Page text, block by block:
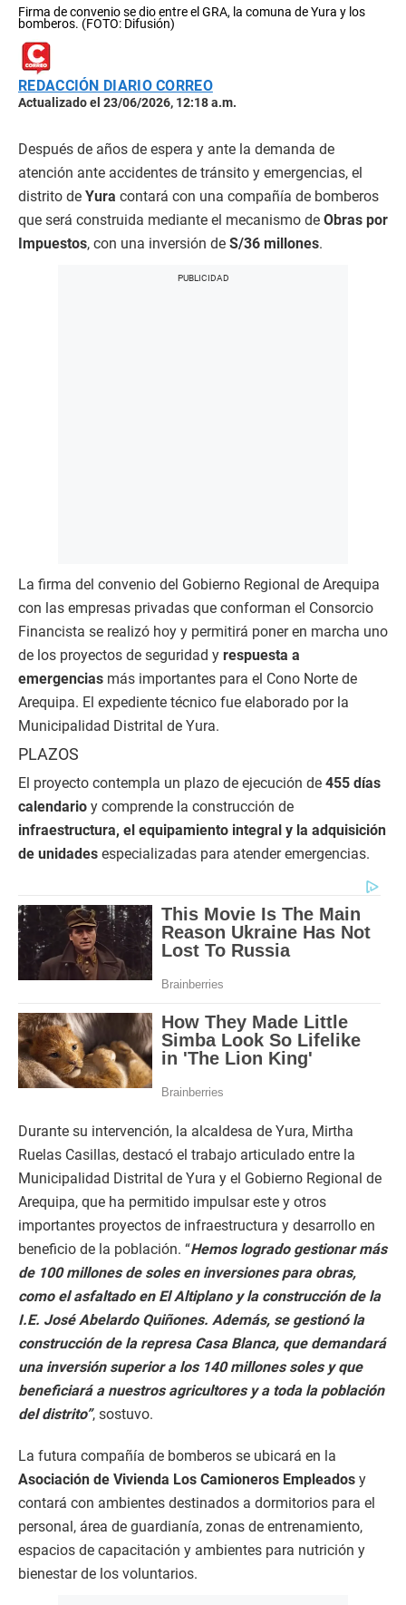
Firma de convenio se dio entre el GRA, la comuna de Yura y los
bomberos. (FOTO: Difusión)
REDACCIÓN DIARIO CORREO
Actualizado el 23/06/2026, 12:18 a.m.
Después de años de espera y ante la demanda de
atención ante accidentes de tránsito y emergencias, el
distrito de Yura contará con una compañía de bomberos
que será construida mediante el mecanismo de Obras por
Impuestos, con una inversión de S/36 millones.
La firma del convenio del Gobierno Regional de Arequipa
con las empresas privadas que conforman el Consorcio
Financista se realizó hoy y permitirá poner en marcha uno
de los proyectos de seguridad y respuesta a
emergencias más importantes para el Cono Norte de
Arequipa. El expediente técnico fue elaborado por la
Municipalidad Distrital de Yura.
PLAZOS
El proyecto contempla un plazo de ejecución de 455 días
calendario y comprende la construcción de
infraestructura, el equipamiento integral y la adquisición
de unidades especializadas para atender emergencias.
Durante su intervención, la alcaldesa de Yura, Mirtha
Ruelas Casillas, destacó el trabajo articulado entre la
Municipalidad Distrital de Yura y el Gobierno Regional de
Arequipa, que ha permitido impulsar este y otros
importantes proyectos de infraestructura y desarrollo en
beneficio de la población. “Hemos logrado gestionar más
de 100 millones de soles en inversiones para obras,
como el asfaltado en El Altiplano y la construcción de la
I.E. José Abelardo Quiñones. Además, se gestionó la
construcción de la represa Casa Blanca, que demandará
una inversión superior a los 140 millones soles y que
beneficiará a nuestros agricultores y a toda la población
del distrito”, sostuvo.
La futura compañía de bomberos se ubicará en la
Asociación de Vivienda Los Camioneros Empleados y
contará con ambientes destinados a dormitorios para el
personal, área de guardianía, zonas de entrenamiento,
espacios de capacitación y ambientes para nutrición y
bienestar de los voluntarios.